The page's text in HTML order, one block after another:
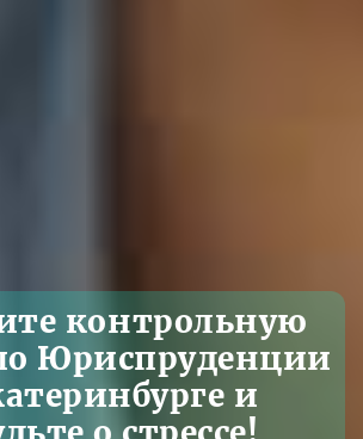
контрольную
Юриспруденции
и